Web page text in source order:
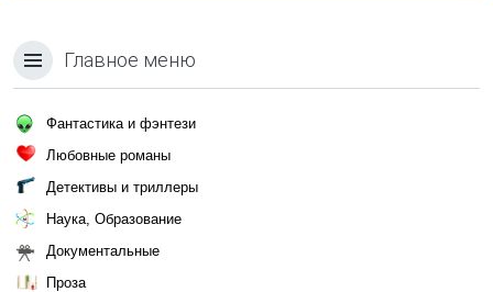
Главное меню
Фантастика и фэнтези
Любовные романы
Детективы и триллеры
Наука, Образование
Документальные
Проза